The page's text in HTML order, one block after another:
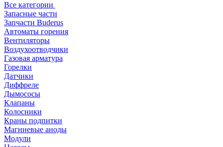
Все категории
Запасные части
Запчасти Buderus
Автоматы горения
Вентиляторы
Воздухоотводчики
Газовая арматура
Горелки
Датчики
Диффреле
Дымососы
Клапаны
Колосники
Краны подпитки
Магниевые аноды
Модули